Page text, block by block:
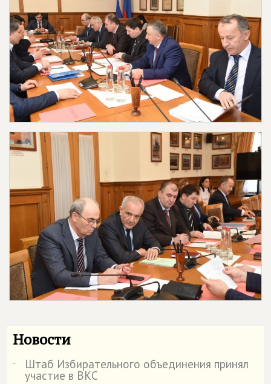
Новости
˙ Штаб Избирательного объединения принял
участие в ВКС